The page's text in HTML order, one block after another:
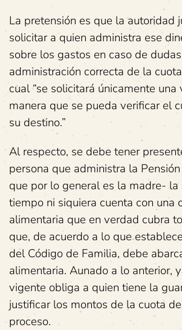
La pretensión es que la autoridad
solicitar a quien administra ese
sobre los gastos en caso de
administración correcta de la
cual “se solicitará únicamente una
manera que se pueda verificar el
su destino.”
Al respecto, se debe tener
persona que administra la
que por lo general es la madre-
tiempo ni siquiera cuenta con una
alimentaria que en verdad cubra
que, de acuerdo a lo que
del Código de Familia, debe
alimentaria. Aunado a lo anterior,
vigente obliga a quien tiene la
justificar los montos de la cuota
proceso.